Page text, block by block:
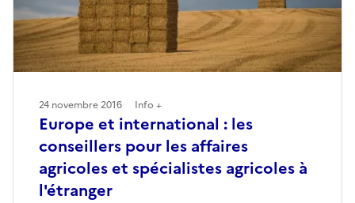
Europe et international : les
conseillers pour les affaires
agricoles et spécialistes agricoles à
l'étranger
24 novembre 2016 Info +